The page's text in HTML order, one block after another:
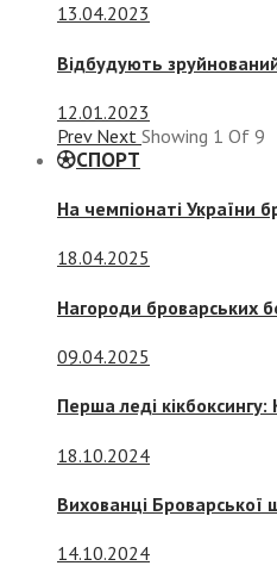
13.04.2023
Відбудують
12.01.2023
Prev Next Showing 1 Of 9
СПОРТ
На чемпіонаті України
18.04.2025
Нагороди броварських
09.04.2025
Перша леді
18.10.2024
Вихованці
14.10.2024